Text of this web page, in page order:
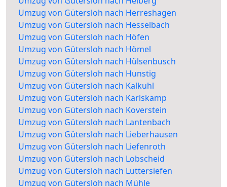
Umzug von Gütersloh nach Herreshagen
Umzug von Gütersloh nach Hesselbach
Umzug von Gütersloh nach Höfen
Umzug von Gütersloh nach Hömel
Umzug von Gütersloh nach Hülsenbusch
Umzug von Gütersloh nach Hunstig
Umzug von Gütersloh nach Kalkuhl
Umzug von Gütersloh nach Karlskamp
Umzug von Gütersloh nach Koverstein
Umzug von Gütersloh nach Lantenbach
Umzug von Gütersloh nach Lieberhausen
Umzug von Gütersloh nach Liefenroth
Umzug von Gütersloh nach Lobscheid
Umzug von Gütersloh nach Luttersiefen
Umzug von Gütersloh nach Mühle